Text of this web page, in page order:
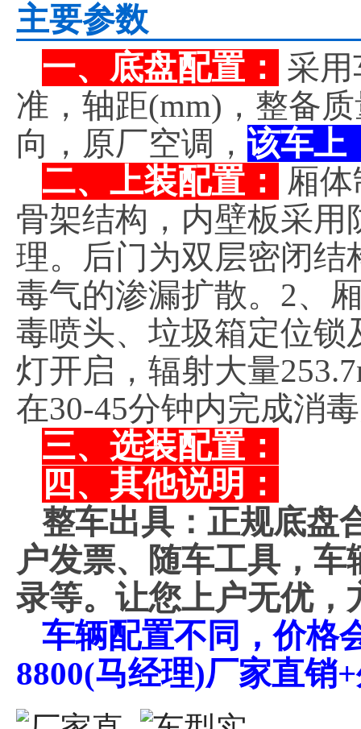
主要参数
一、底盘配置：
采
准，轴距(mm)，整备
向，原厂空调， 该车上
二、上装配置：
厢
骨架结构，内壁板采
理。后门为双层密闭
毒气的渗漏扩散。2、
毒喷头、垃圾箱定位
灯开启，辐射大量
在30-45分钟内完成消
三、选装配置：
四、其他说明：
整车出具：正规底盘
户发票、随车工具，
录等。让您上户无优，
车辆配置不同，价格
8800(马经理)厂家直销